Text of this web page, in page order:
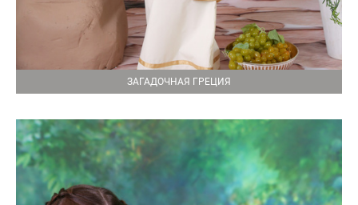
ЗАГАДОЧНАЯ ГРЕЦИЯ